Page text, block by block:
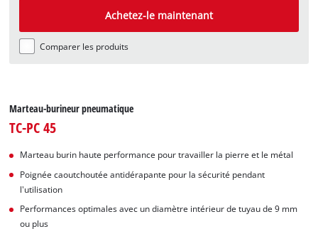
Achetez-le maintenant
Comparer les produits
Marteau-burineur pneumatique
TC-PC 45
Marteau burin haute performance pour travailler la pierre et le métal
Poignée caoutchoutée antidérapante pour la sécurité pendant
l'utilisation
Performances optimales avec un diamètre intérieur de tuyau de 9 mm
ou plus